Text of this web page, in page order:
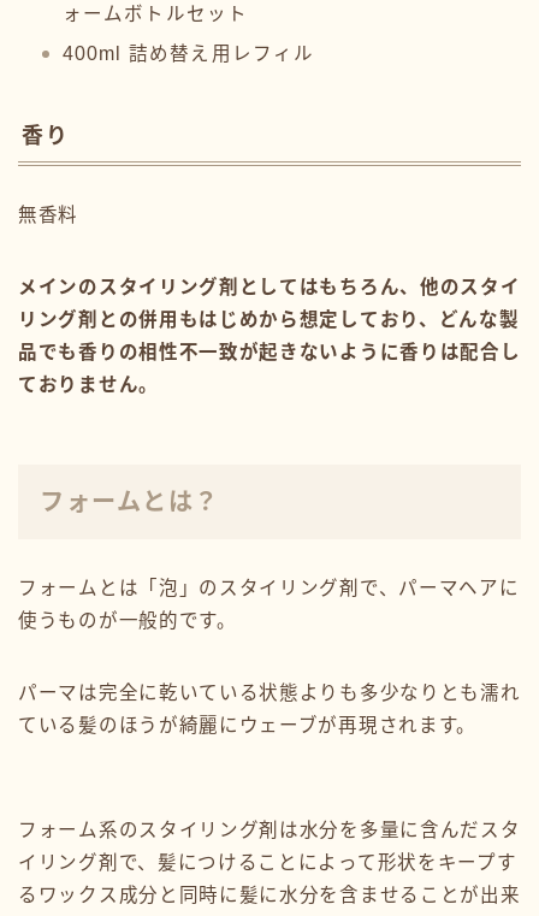
ォームボトルセット
400ml 詰め替え用レフィル
香り
無香料
メインのスタイリング剤としてはもちろん、他のスタイ
リング剤との併用もはじめから想定しており、どんな製
品でも香りの相性不一致が起きないように香りは配合し
ておりません。
フォームとは？
フォームとは「泡」のスタイリング剤で、パーマヘアに
使うものが一般的です。
パーマは完全に乾いている状態よりも多少なりとも濡れ
ている髪のほうが綺麗にウェーブが再現されます。
フォーム系のスタイリング剤は水分を多量に含んだスタ
イリング剤で、髪につけることによって形状をキープす
るワックス成分と同時に髪に水分を含ませることが出来